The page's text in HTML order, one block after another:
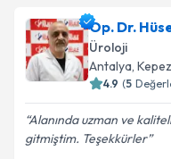
için bir takvim
bilgilendireceğiz.
E-posta Adresiniz
Op. Dr.
Üroloji
Antalya, Kepez
4.9 (5
Alanında uzman ve
gitmiştim. Teşekkürler